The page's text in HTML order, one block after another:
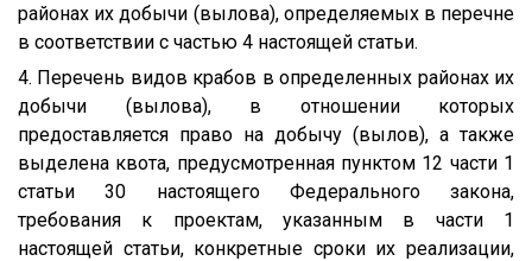
районах их добычи (вылова), определяемых в перечне
в соответствии с частью 4 настоящей статьи.
4. Перечень видов крабов в определенных районах их
добычи (вылова), в отношении которых
предоставляется право на добычу (вылов), а также
выделена квота, предусмотренная пунктом 12 части 1
статьи 30 настоящего Федерального закона,
требования к проектам, указанным в части 1
настоящей статьи, конкретные сроки их реализации,